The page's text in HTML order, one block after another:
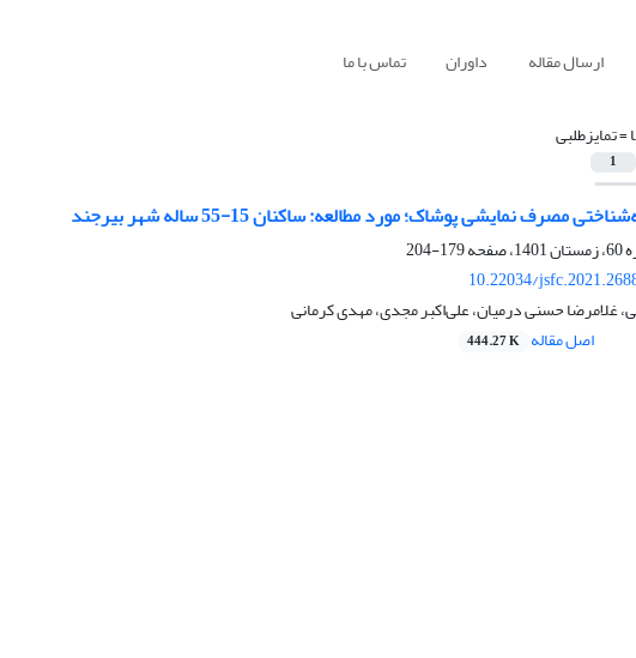
ارسال مقاله داوران تماس با ما
=تمایزطلبی
1
مصرف نمایشی پوشاک؛ مورد مطالعه: ساکنان 15-55 ساله شهر بیرجند
179-204
10.22034/
غلامرضا حسنی درمیان، علی‌اکبر مجدی، مهدی کرمانی
اصل مقاله 444.27 K